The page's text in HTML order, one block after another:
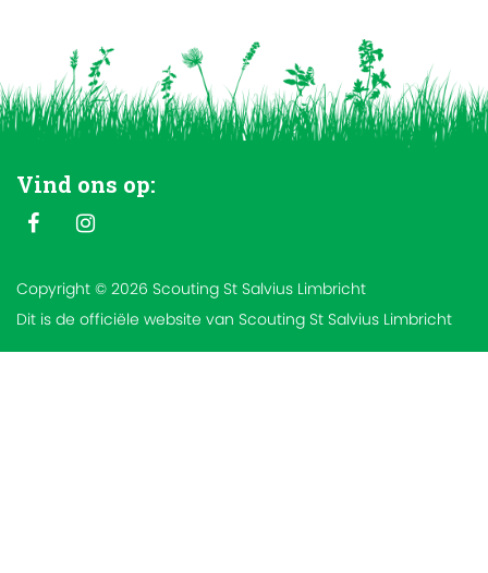
Vind ons op:
Copyright © 2026 Scouting St Salvius Limbricht
Dit is de officiële website van Scouting St Salvius Limbricht